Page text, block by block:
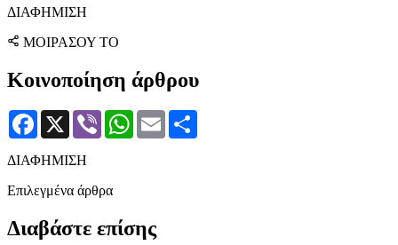
ΔΙΑΦΗΜΙΣΗ
ΜΟΙΡΑΣΟΥ ΤΟ
Κοινοποίηση άρθρου
Facebook
X Viber WhatsApp
Email
ΔΙΑΦΗΜΙΣΗ
Επιλεγμένα άρθρα
Διαβάστε επίσης